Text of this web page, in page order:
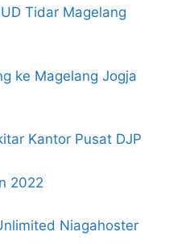
Tidar Magelang
ke Magelang Jogja
Kantor Pusat DJP
2022
Niagahoster